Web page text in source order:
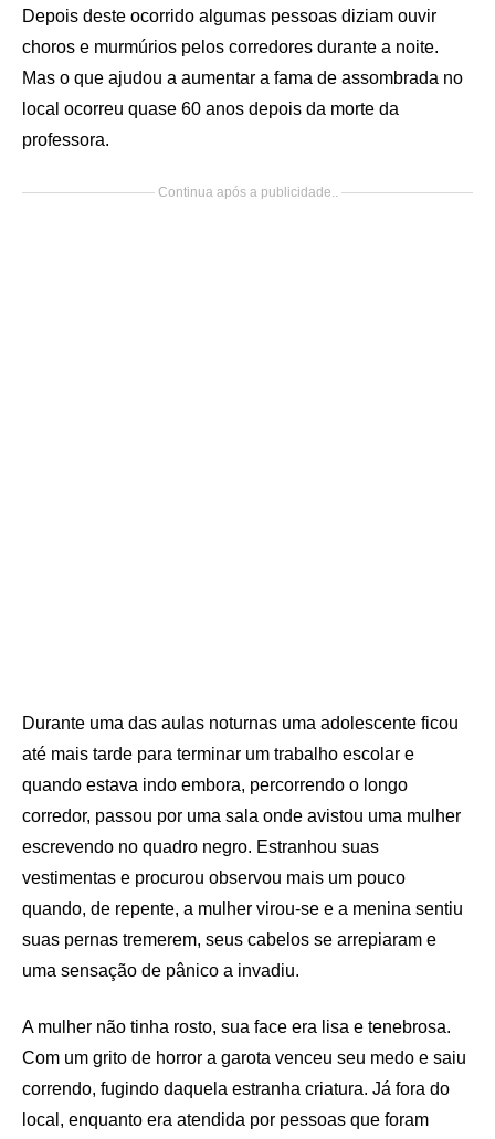
Depois deste ocorrido algumas pessoas diziam ouvir
choros e murmúrios pelos corredores durante a noite.
Mas o que ajudou a aumentar a fama de assombrada no
local ocorreu quase 60 anos depois da morte da
professora.
Continua após a publicidade..
Durante uma das aulas noturnas uma adolescente ficou
até mais tarde para terminar um trabalho escolar e
quando estava indo embora, percorrendo o longo
corredor, passou por uma sala onde avistou uma mulher
escrevendo no quadro negro. Estranhou suas
vestimentas e procurou observou mais um pouco
quando, de repente, a mulher virou-se e a menina sentiu
suas pernas tremerem, seus cabelos se arrepiaram e
uma sensação de pânico a invadiu.
A mulher não tinha rosto, sua face era lisa e tenebrosa.
Com um grito de horror a garota venceu seu medo e saiu
correndo, fugindo daquela estranha criatura. Já fora do
local, enquanto era atendida por pessoas que foram